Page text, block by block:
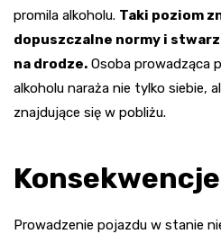
promila alkoholu. Taki poziom
dopuszczalne normy i
na drodze. Osoba prowadząca
alkoholu naraża nie tylko siebie,
znajdujące się w pobliżu.
Prowadzenie pojazdu w stanie